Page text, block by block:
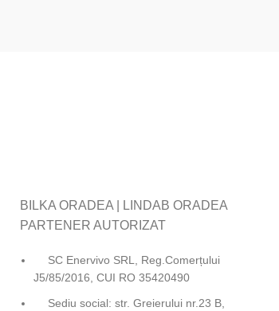
BILKA ORADEA | LINDAB ORADEA
PARTENER AUTORIZAT
SC Enervivo SRL, Reg.Comerțului
J5/85/2016, CUI RO 35420490
Sediu social: str. Greierului nr.23 B,